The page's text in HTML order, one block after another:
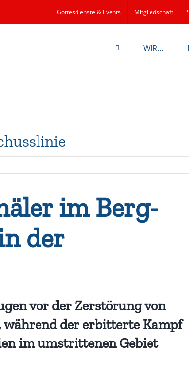
Gottesdienste & Events Mitgliedschaft
WIR…
im Berg-
der
vor der Zerstörung von
während der erbitterte Kampf
im umstrittenen Gebiet